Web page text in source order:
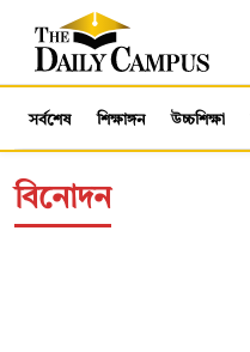
সর্বশেষ শিক্ষাঙ্গন উচ্চশিক্ষা
বিনোদন